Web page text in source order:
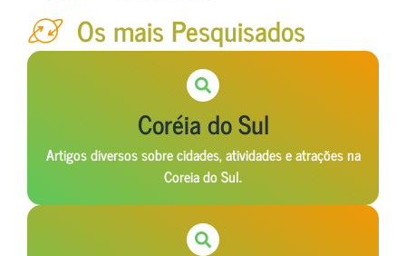
Os mais Pesquisados
Coréia do Sul
Artigos diversos sobre cidades, atividades e atrações na
Coreia do Sul.